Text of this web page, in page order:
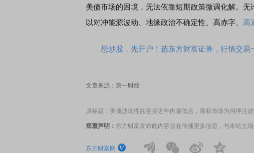
美债市场的困境，无法依靠短期政策微调化解。
以对冲能源波动、地缘政治不确定性、高赤字、 高
想炒股，先开户！选东方财富证券，行情交易
文章来源：第一财经
原标题：美债波动性跌至接近年内最低点，期权市场为何押注
郑重声明： 东方财富发布此内容旨在传播更多信息，与本站立
东方财富网